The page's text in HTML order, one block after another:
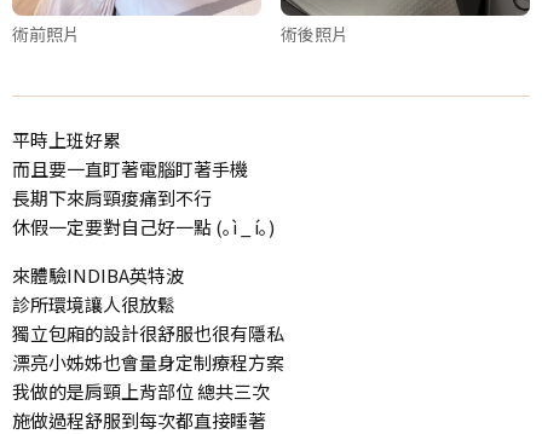
術前照片 術後照片
平時上班好累
而且要一直盯著電腦盯著手機
長期下來肩頸痠痛到不行
休假一定要對自己好一點 (｡ì _ í｡)
來體驗INDIBA英特波
診所環境讓人很放鬆
獨立包廂的設計很舒服也很有隱私
漂亮小姊姊也會量身定制療程方案
我做的是肩頸上背部位 總共三次
施做過程舒服到每次都直接睡著